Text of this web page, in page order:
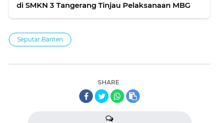
di SMKN 3 Tangerang Tinjau Pelaksanaan MBG
Seputar Banten
SHARE